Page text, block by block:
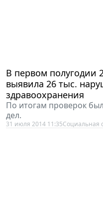
выявила 26 тыс.
здравоохранения
По итогам проверок
дел.
31 июля 2014 11:35